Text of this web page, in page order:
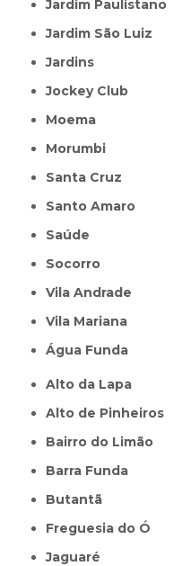
Jardim Paulistano
Jardim São Luiz
Jardins
Jockey Club
Moema
Morumbi
Santa Cruz
Santo Amaro
Saúde
Socorro
Vila Andrade
Vila Mariana
Água Funda
Alto da Lapa
Alto de Pinheiros
Bairro do Limão
Barra Funda
Butantã
Freguesia do Ó
Jaguaré